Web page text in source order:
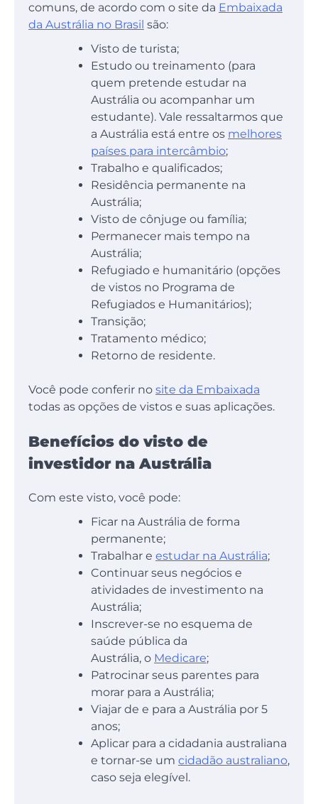
comuns, de acordo com o site da Embaixada
da Austrália no Brasil são:
Visto de turista;
Estudo ou treinamento (para
quem pretende estudar na
Austrália ou acompanhar um
estudante). Vale ressaltarmos que
a Austrália está entre os melhores
países para intercâmbio;
Trabalho e qualificados;
Residência permanente na
Austrália;
Visto de cônjuge ou família;
Permanecer mais tempo na
Austrália;
Refugiado e humanitário (opções
de vistos no Programa de
Refugiados e Humanitários);
Transição;
Tratamento médico;
Retorno de residente.
Você pode conferir no site da Embaixada
todas as opções de vistos e suas aplicações.
Benefícios do visto de
investidor na Austrália
Com este visto, você pode:
Ficar na Austrália de forma
permanente;
Trabalhar e estudar na Austrália;
Continuar seus negócios e
atividades de investimento na
Austrália;
Inscrever-se no esquema de
saúde pública da
Austrália, o Medicare;
Patrocinar seus parentes para
morar para a Austrália;
Viajar de e para a Austrália por 5
anos;
Aplicar para a cidadania australiana
e tornar-se um cidadão australiano,
caso seja elegível.